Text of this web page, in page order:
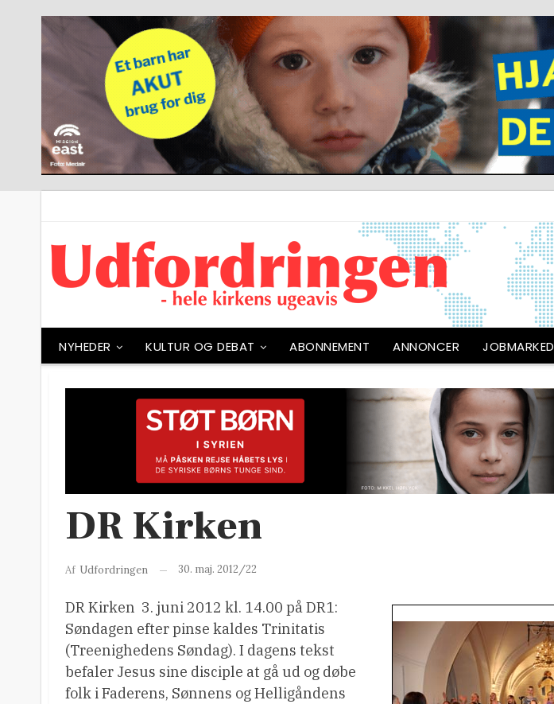
NYHEDER KULTUR OG DEBAT ABONNEMENT ANNONCER JOBMARKED
DR Kirken
Af Udfordringen 30. maj. 2012/22
DR Kirken  3. juni 2012 kl. 14.00 på DR1:
Søndagen efter pinse kaldes Trinitatis
(Treenighedens Søndag). I dagens tekst
befaler Jesus sine disciple at gå ud og døbe
folk i Faderens, Sønnens og Helligåndens